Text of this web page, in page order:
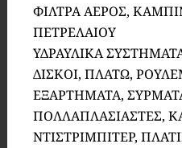
ΦΙΛΤΡΑ ΑΕΡΟΣ,
ΠΕΤΡΕΛΑΙΟΥ
ΥΔΡΑΥΛΙΚΑ
ΔΙΣΚΟΙ, ΠΛΑΤΩ,
ΕΞΑΡΤΗΜΑΤΑ,
ΠΟΛΛΑΠΛΑΣΙΑΣΤΕΣ,
ΝΤΙΣΤΡΙΜΠΙΤΕΡ,